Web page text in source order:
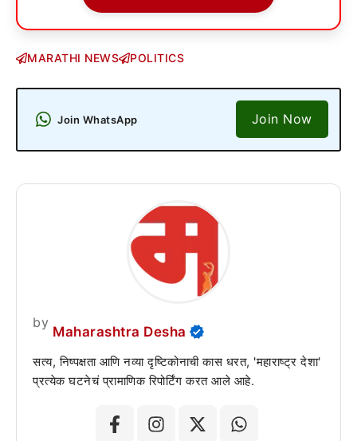
MARATHI NEWS POLITICS
Join WhatsApp Join Now
by
Maharashtra Desha
सत्य, निष्पक्षता आणि नव्या दृष्टिकोनाची कास धरत, 'महाराष्ट्र देशा'
प्रत्येक घटनेचं प्रामाणिक रिपोर्टिंग करत आले आहे.